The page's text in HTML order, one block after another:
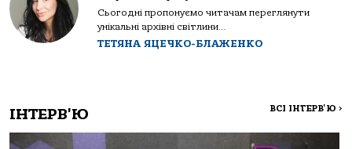
Сьогодні пропонуємо читачам переглянути
унікальні архівні світлини...
ТЕТЯНА ЯЦЕЧКО-БЛАЖЕНКО
ІНТЕРВ'Ю ВСІ ІНТЕРВ'Ю >